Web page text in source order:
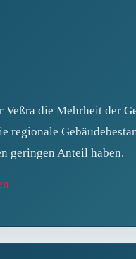
die Mehrheit der
regionale
geringen Anteil haben.